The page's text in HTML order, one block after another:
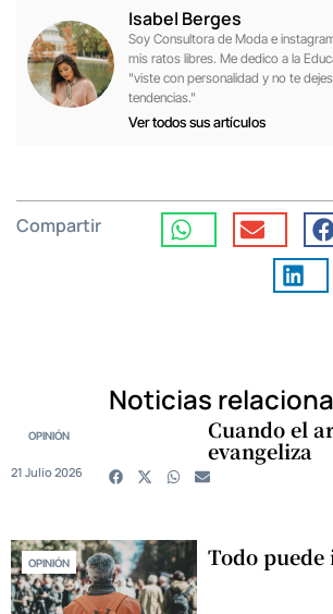
Isabel Berges
Soy Consultora de Moda e
mis ratos libres. Me dedico a la
"viste con personalidad y no te
tendencias."
Ver todos sus artículos
Compartir
Noticias
OPINIÓN Cuando el
evangeliza
21 Julio 2026
OPINIÓN Todo